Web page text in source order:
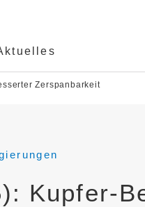
Zerspanbarkeit
Kupfer-